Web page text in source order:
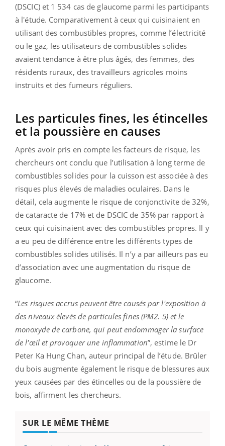
(DSCIC) et 1 534 cas de glaucome parmi les participants
à l'étude. Comparativement à ceux qui cuisinaient en
utilisant des combustibles propres, comme l’électricité
ou le gaz, les utilisateurs de combustibles solides
avaient tendance à être plus âgés, des femmes, des
résidents ruraux, des travailleurs agricoles moins
instruits et des fumeurs réguliers.
Les particules fines, les étincelles
et la poussière en causes
Après avoir pris en compte les facteurs de risque, les
chercheurs ont conclu que l’utilisation à long terme de
combustibles solides pour la cuisson est associée à des
risques plus élevés de maladies oculaires. Dans le
détail, cela augmente le risque de conjonctivite de 32%,
de cataracte de 17% et de DSCIC de 35% par rapport à
ceux qui cuisinaient avec des combustibles propres. Il y
a eu peu de différence entre les différents types de
combustibles solides utilisés. Il n’y a par ailleurs pas eu
d’association avec une augmentation du risque de
glaucome.
“Les risques accrus peuvent être causés par l'exposition à
des niveaux élevés de particules fines (PM2. 5) et le
monoxyde de carbone, qui peut endommager la surface
de l'œil et provoquer une inflammation”, estime le Dr
Peter Ka Hung Chan, auteur principal de l’étude. Brûler
du bois augmente également le risque de blessures aux
yeux causées par des étincelles ou de la poussière de
bois, affirment les chercheurs.
SUR LE MÊME THÈME